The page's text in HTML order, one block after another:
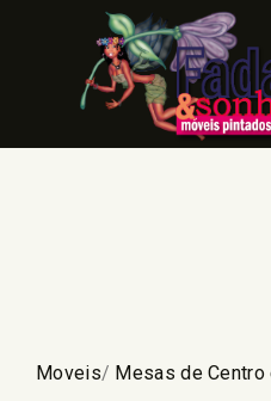
Moveis/ Mesas de Centro